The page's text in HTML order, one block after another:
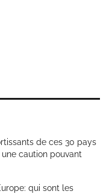
de ces 30 pays
caution pouvant
qui sont les